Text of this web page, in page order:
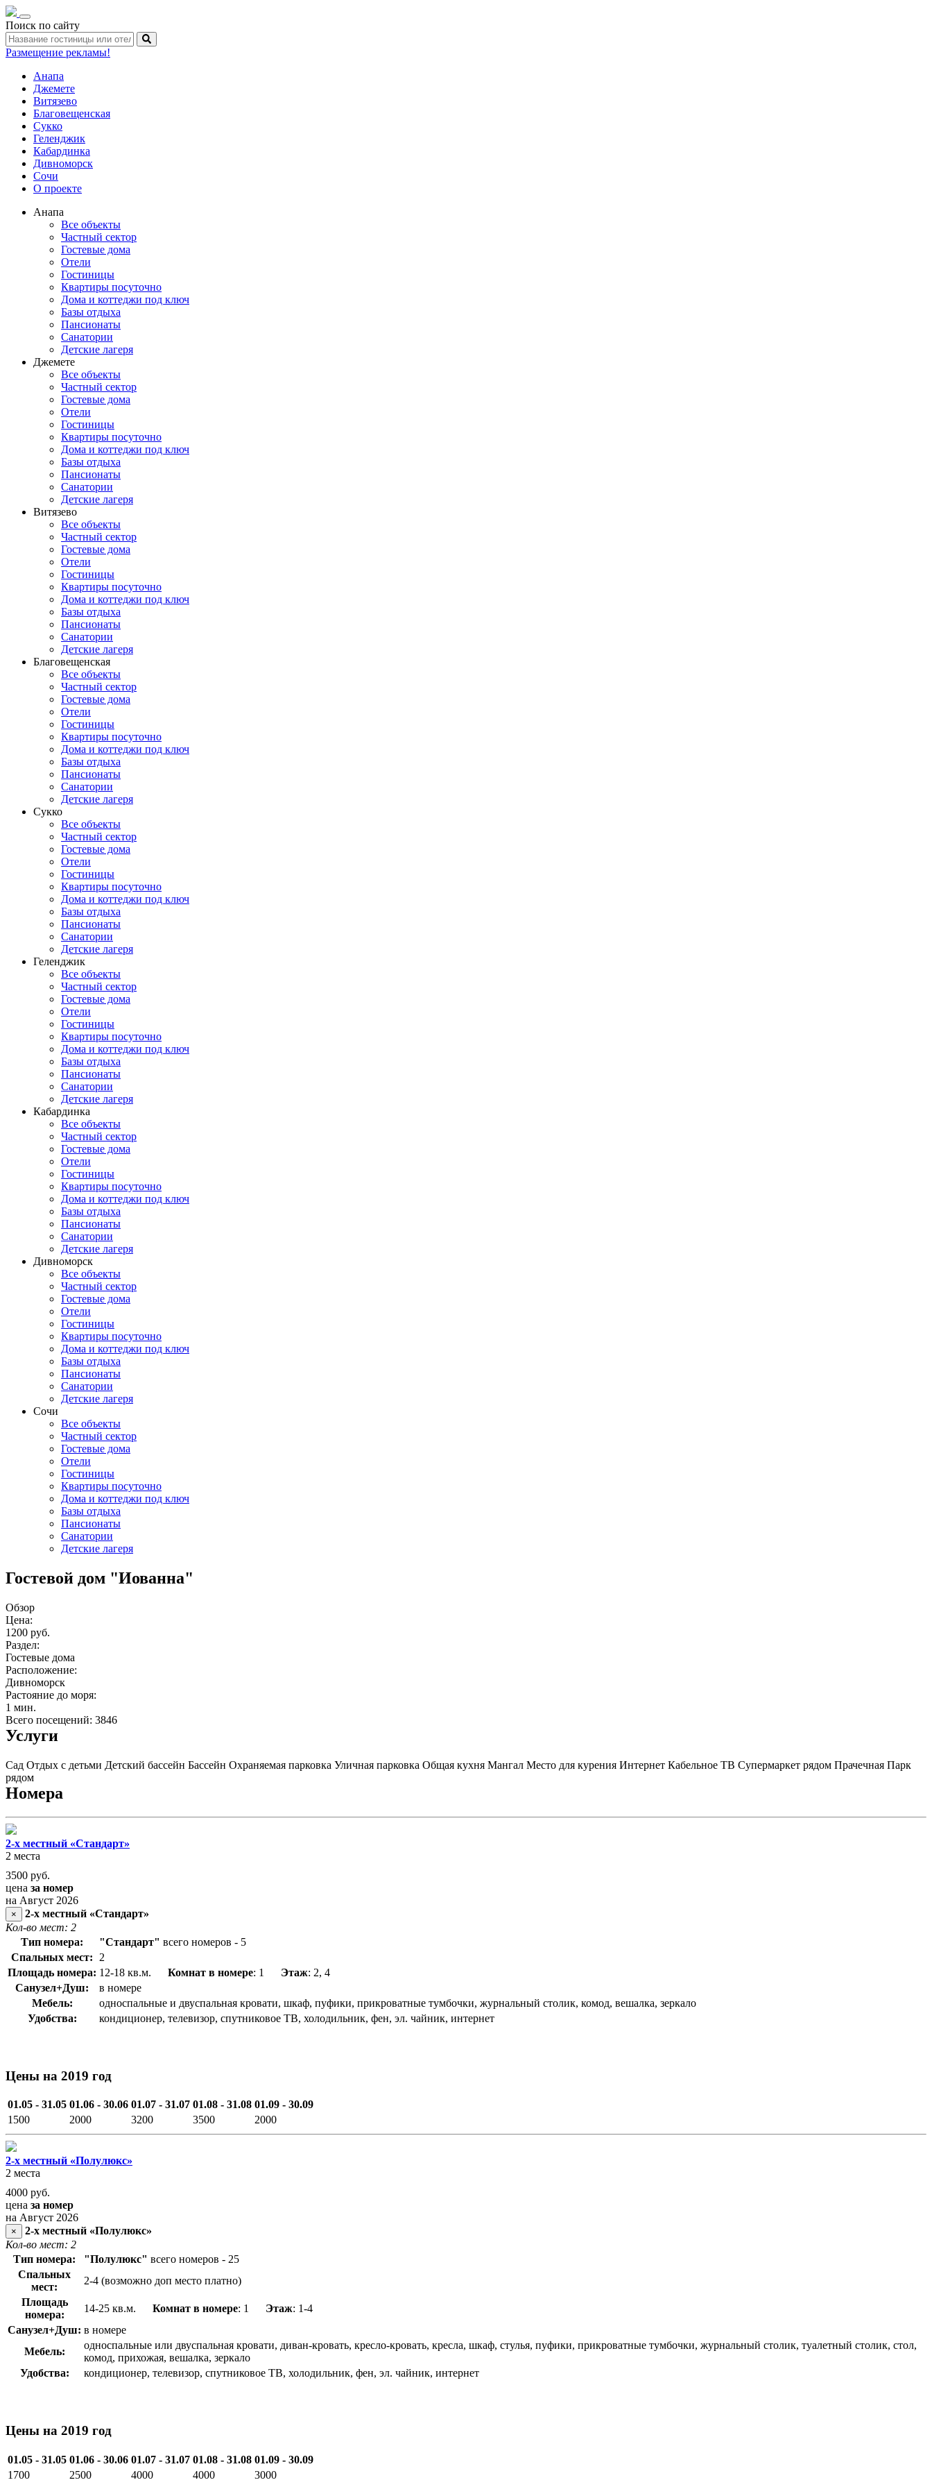
Toggle
navigation
Поиск по сайту
Размещение рекламы!
Анапа
Джемете
Витязево
Благовещенская
Сукко
Геленджик
Кабардинка
Дивноморск
Сочи
О проекте
Анапа
Все объекты
Частный сектор
Гостевые дома
Отели
Гостиницы
Квартиры посуточно
Дома и коттеджи под ключ
Базы отдыха
Пансионаты
Санатории
Детские лагеря
Джемете
Все объекты
Частный сектор
Гостевые дома
Отели
Гостиницы
Квартиры посуточно
Дома и коттеджи под ключ
Базы отдыха
Пансионаты
Санатории
Детские лагеря
Витязево
Все объекты
Частный сектор
Гостевые дома
Отели
Гостиницы
Квартиры посуточно
Дома и коттеджи под ключ
Базы отдыха
Пансионаты
Санатории
Детские лагеря
Благовещенская
Все объекты
Частный сектор
Гостевые дома
Отели
Гостиницы
Квартиры посуточно
Дома и коттеджи под ключ
Базы отдыха
Пансионаты
Санатории
Детские лагеря
Сукко
Все объекты
Частный сектор
Гостевые дома
Отели
Гостиницы
Квартиры посуточно
Дома и коттеджи под ключ
Базы отдыха
Пансионаты
Санатории
Детские лагеря
Геленджик
Все объекты
Частный сектор
Гостевые дома
Отели
Гостиницы
Квартиры посуточно
Дома и коттеджи под ключ
Базы отдыха
Пансионаты
Санатории
Детские лагеря
Кабардинка
Все объекты
Частный сектор
Гостевые дома
Отели
Гостиницы
Квартиры посуточно
Дома и коттеджи под ключ
Базы отдыха
Пансионаты
Санатории
Детские лагеря
Дивноморск
Все объекты
Частный сектор
Гостевые дома
Отели
Гостиницы
Квартиры посуточно
Дома и коттеджи под ключ
Базы отдыха
Пансионаты
Санатории
Детские лагеря
Сочи
Все объекты
Частный сектор
Гостевые дома
Отели
Гостиницы
Квартиры посуточно
Дома и коттеджи под ключ
Базы отдыха
Пансионаты
Санатории
Детские лагеря
Гостевой дом "Иованна"
Обзор
Цена:
1200 руб.
Раздел:
Гостевые дома
Расположение:
Дивноморск
Растояние до моря:
1 мин.
Всего посещений: 3846
Услуги
Сад Отдых с детьми Детский бассейн Бассейн Охраняемая парковка Уличная парковка Общая кухня Мангал Место для курения Интернет Кабельное ТВ Супермаркет рядом Прачечная Парк
рядом
Номера
2-х местный «Стандарт»
2 места
3500 руб.
цена за номер
на Август 2026
×
2-х местный «Стандарт»
Кол-во мест: 2
Тип номера:
"Стандарт" всего номеров - 5
Спальных мест:
2
Площадь номера: 12-18 кв.м. Комнат в номере: 1 Этаж: 2, 4
Санузел+Душ:
в номере
Мебель:
односпальные и двуспальная кровати, шкаф, пуфики, прикроватные тумбочки, журнальный столик, комод, вешалка, зеркало
Удобства:
кондиционер, телевизор, спутниковое ТВ, холодильник, фен, эл. чайник, интернет
Цены на 2019 год
01.05 - 31.05 01.06 - 30.06 01.07 - 31.07 01.08 - 31.08 01.09 - 30.09
1500
2000 3200 3500 2000
2-х местный «Полулюкс»
2 места
4000 руб.
цена за номер
на Август 2026
×
2-х местный «Полулюкс»
Кол-во мест: 2
Тип номера:
"Полулюкс" всего номеров - 25
Спальных
мест:
2-4 (возможно доп место платно)
Площадь
номера:
14-25 кв.м. Комнат в номере: 1 Этаж: 1-4
Санузел+Душ: в номере
Мебель:
односпальные или двуспальная кровати, диван-кровать, кресло-кровать, кресла, шкаф, стулья, пуфики, прикроватные тумбочки, журнальный столик, туалетный столик, стол,
комод, прихожая, вешалка, зеркало
Удобства:
кондиционер, телевизор, спутниковое ТВ, холодильник, фен, эл. чайник, интернет
Цены на 2019 год
01.05 - 31.05 01.06 - 30.06 01.07 - 31.07 01.08 - 31.08 01.09 - 30.09
1700
2500 4000 4000 3000